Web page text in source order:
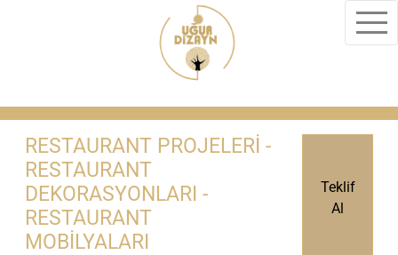
RESTAURANT PROJELERİ -
RESTAURANT
DEKORASYONLARI -
RESTAURANT
MOBİLYALARI
Teklif
Al